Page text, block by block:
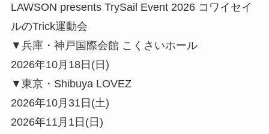
LAWSON presents TrySail Event 2026 コワイセイ
ルのTrick運動会
▼兵庫・神戸国際会館 こくさいホール
2026年10月18日(日)
▼東京・Shibuya LOVEZ
2026年10月31日(土)
2026年11月1日(日)